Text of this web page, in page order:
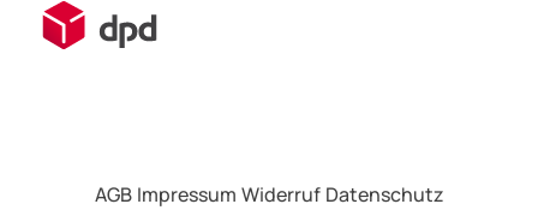
AGB Impressum Widerruf Datenschutz